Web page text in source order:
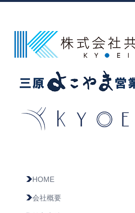
HOME
会社概要